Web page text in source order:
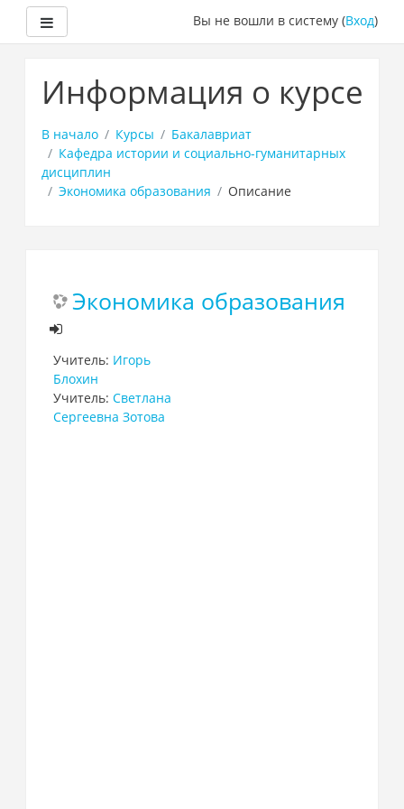
основному
Вы не вошли в систему (Вход)
Информация о курсе
В начало Курсы
Бакалавриат
Кафедра истории и социально-гуманитарных
дисциплин
Экономика образования
Описание
Экономика образования
Учитель: Игорь
Блохин
Учитель: Светлана
Сергеевна Зотова